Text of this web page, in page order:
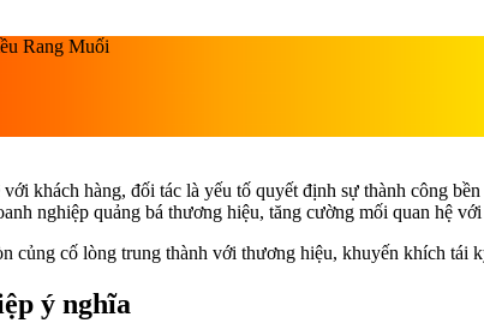
khách hàng, đối tác là yếu tố quyết định sự thành công
nghiệp quảng bá thương hiệu, tăng cường mối quan hệ
củng cố lòng trung thành với thương hiệu, khuyến khích tái
ý nghĩa